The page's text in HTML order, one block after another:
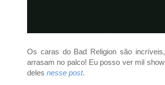
Os caras do Bad Religion são
arrasam no palco! Eu posso ver mil
deles nesse post.